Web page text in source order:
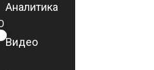
Аналитика
Видео